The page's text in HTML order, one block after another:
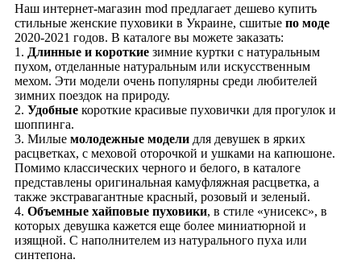
Наш интернет-магазин mod предлагает дешево купить
стильные женские пуховики в Украине, сшитые по моде
2020-2021 годов. В каталоге вы можете заказать:
1. Длинные и короткие зимние куртки с натуральным
пухом, отделанные натуральным или искусственным
мехом. Эти модели очень популярны среди любителей
зимних поездок на природу.
2. Удобные короткие красивые пуховички для прогулок и
шоппинга.
3. Милые молодежные модели для девушек в ярких
расцветках, с меховой оторочкой и ушками на капюшоне.
Помимо классических черного и белого, в каталоге
представлены оригинальная камуфляжная расцветка, а
также экстравагантные красный, розовый и зеленый.
4. Объемные хайповые пуховики, в стиле «унисекс», в
которых девушка кажется еще более миниатюрной и
изящной. С наполнителем из натурального пуха или
синтепона.